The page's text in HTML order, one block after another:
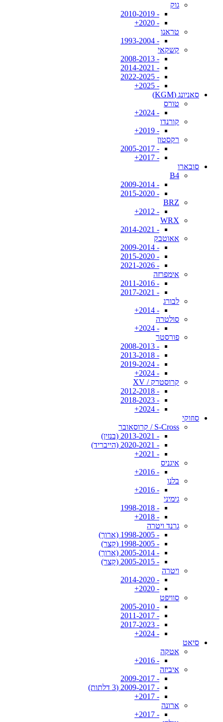
גוק
- 2010-2019
- 2020+
טראנו
- 1993-2004
קשקאי
- 2008-2013
- 2014-2021
- 2022-2025
- 2025+
סאניונג (KGM)
טורס
- 2024+
קורנדו
- 2019+
רקסטון
- 2005-2017
- 2017+
סובארו
B4
- 2009-2014
- 2015-2020
BRZ
- 2012+
WRX
- 2014-2021
אאוטבק
- 2009-2014
- 2015-2020
- 2021-2026
אימפרזה
- 2011-2016
- 2017-2021
לבורג
- 2014+
סולטרה
- 2024+
פורסטר
- 2008-2013
- 2013-2018
- 2019-2024
- 2024+
קרוסטרק / XV
- 2012-2018
- 2018-2023
- 2024+
סוזוקי
S-Cross / קרוסאובר
- 2013-2021 (בנזין)
- 2020-2021 (הייבריד)
- 2021+
איגניס
- 2016+
בלנו
- 2016+
גימיני
- 1998-2018
- 2018+
גרנד ויטרה
- 1998-2005 (ארוך)
- 1998-2005 (קצר)
- 2005-2014 (ארוך)
- 2005-2015 (קצר)
ויטרה
- 2014-2020
- 2020+
סוויפט
- 2005-2010
- 2011-2017
- 2017-2023
- 2024+
סיאט
אטקה
- 2016+
איביזה
- 2009-2017
- 2009-2017 (3 דלתות)
- 2017+
ארונה
- 2017+